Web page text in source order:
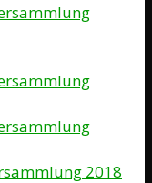
2018